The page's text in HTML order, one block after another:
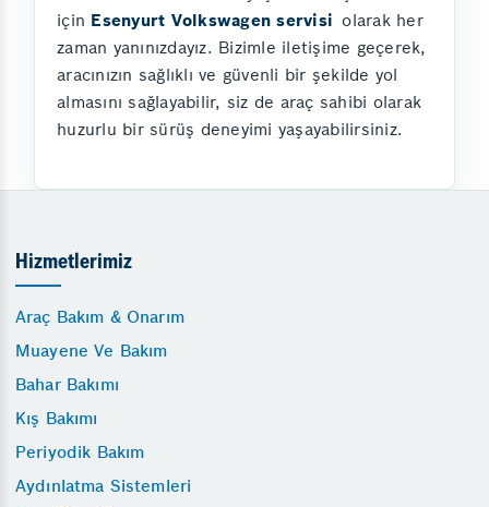
için Esenyurt Volkswagen servisi olarak her
zaman yanınızdayız. Bizimle iletişime geçerek,
aracınızın sağlıklı ve güvenli bir şekilde yol
almasını sağlayabilir, siz de araç sahibi olarak
huzurlu bir sürüş deneyimi yaşayabilirsiniz.
Hizmetlerimiz
Araç Bakım & Onarım
Muayene Ve Bakım
Bahar Bakımı
Kış Bakımı
Periyodik Bakım
Aydınlatma Sistemleri